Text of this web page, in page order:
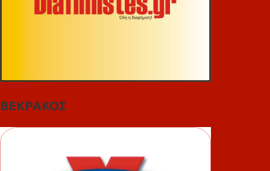
ΒΕΚΡΑΚΟΣ